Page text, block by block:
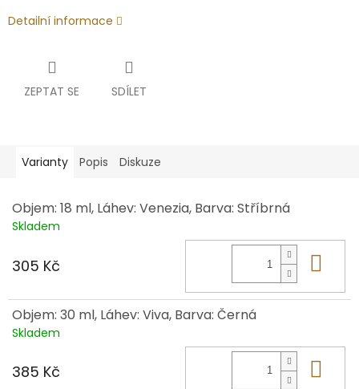
Detailní informace
ZEPTAT SE SDÍLET
Varianty Popis Diskuze
Objem: 18 ml, Láhev: Venezia, Barva: Stříbrná
Skladem
305 Kč
Objem: 30 ml, Láhev: Viva, Barva: Černá
Skladem
385 Kč